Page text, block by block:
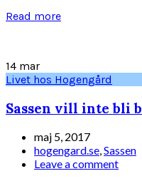
Read more
14 mar
Livet hos Hogengård
Sassen vill inte bli
maj 5, 2017
hogengard.se,Sassen
Leave a comment